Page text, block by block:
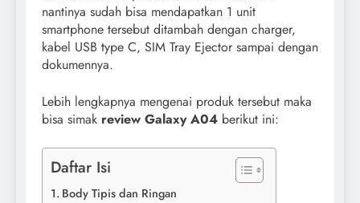
nantinya sudah bisa mendapatkan 1 unit
smartphone tersebut ditambah dengan charger,
kabel USB type C, SIM Tray Ejector sampai dengan
dokumennya.
Lebih lengkapnya mengenai produk tersebut maka
bisa simak review Galaxy A04 berikut ini:
Daftar Isi
Body Tipis dan Ringan